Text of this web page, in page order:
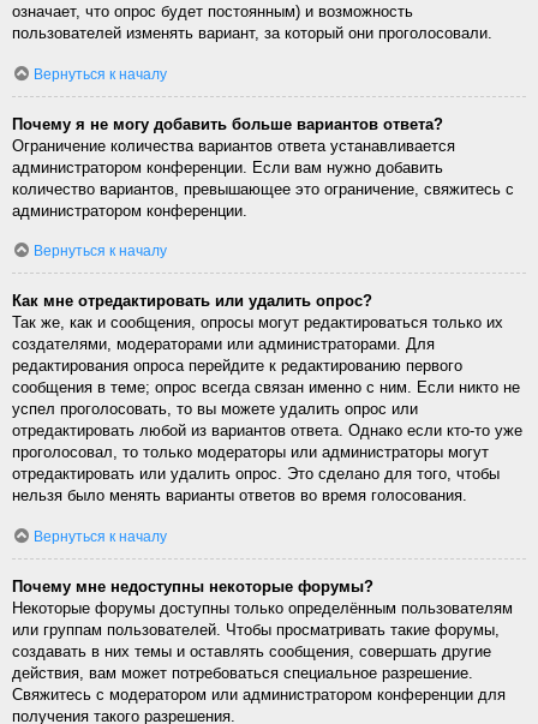
означает, что опрос будет постоянным) и возможность
пользователей изменять вариант, за который они проголосовали.
Вернуться к началу
Почему я не могу добавить больше вариантов ответа?
Ограничение количества вариантов ответа устанавливается
администратором конференции. Если вам нужно добавить
количество вариантов, превышающее это ограничение, свяжитесь с
администратором конференции.
Вернуться к началу
Как мне отредактировать или удалить опрос?
Так же, как и сообщения, опросы могут редактироваться только их
создателями, модераторами или администраторами. Для
редактирования опроса перейдите к редактированию первого
сообщения в теме; опрос всегда связан именно с ним. Если никто не
успел проголосовать, то вы можете удалить опрос или
отредактировать любой из вариантов ответа. Однако если кто-то уже
проголосовал, то только модераторы или администраторы могут
отредактировать или удалить опрос. Это сделано для того, чтобы
нельзя было менять варианты ответов во время голосования.
Вернуться к началу
Почему мне недоступны некоторые форумы?
Некоторые форумы доступны только определённым пользователям
или группам пользователей. Чтобы просматривать такие форумы,
создавать в них темы и оставлять сообщения, совершать другие
действия, вам может потребоваться специальное разрешение.
Свяжитесь с модератором или администратором конференции для
получения такого разрешения.